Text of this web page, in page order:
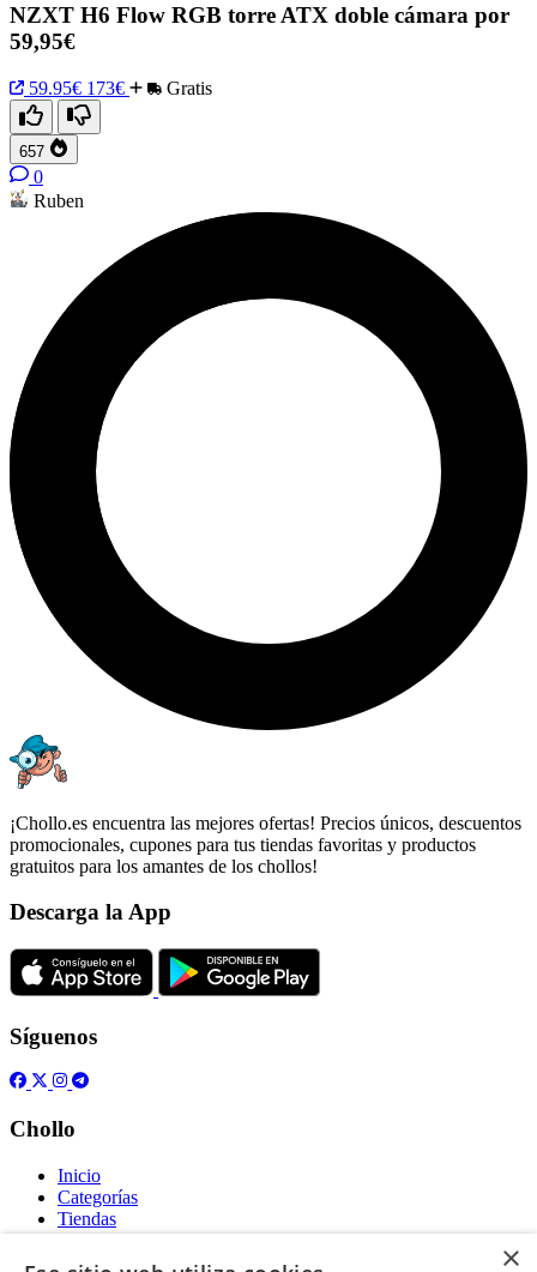
NZXT H6 Flow RGB torre ATX doble cámara por
59,95€
59.95€ 173€ Gratis
657
0
Ruben
¡Chollo.es encuentra las mejores ofertas! Precios únicos, descuentos
promocionales, cupones para tus tiendas favoritas y productos
gratuitos para los amantes de los chollos!
Descarga la App
Síguenos
Chollo
Inicio
Categorías
Tiendas
Gratis
×